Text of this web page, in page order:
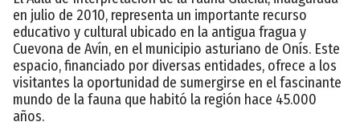
en julio de 2010, representa un importante recurso
educativo y cultural ubicado en la antigua fragua y
Cuevona de Avín, en el municipio asturiano de Onís. Este
espacio, financiado por diversas entidades, ofrece a los
visitantes la oportunidad de sumergirse en el fascinante
mundo de la fauna que habitó la región hace 45.000
años.